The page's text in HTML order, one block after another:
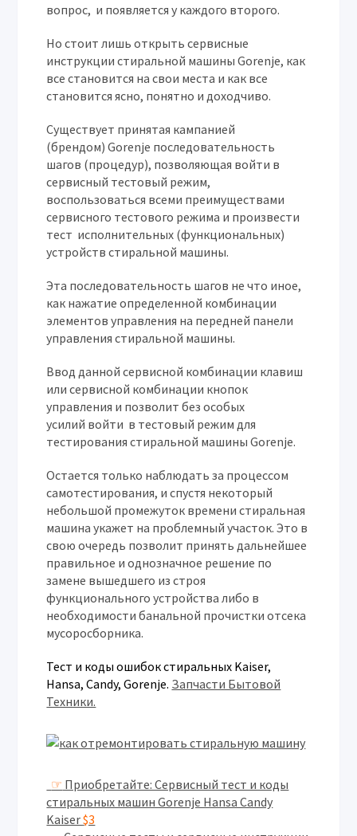
вопрос, и появляется у каждого второго.
Но стоит лишь открыть сервисные
инструкции стиральной машины Gorenje, как
все становится на свои места и как все
становится ясно, понятно и доходчиво.
Существует принятая кампанией
(брендом) Gorenje последовательность
шагов (процедур), позволяющая войти в
сервисный тестовый режим,
воспользоваться всеми преимуществами
сервисного тестового режима и произвести
тест исполнительных (функциональных)
устройств стиральной машины.
Эта последовательность шагов не что иное,
как нажатие определенной комбинации
элементов управления на передней панели
управления стиральной машины.
Ввод данной сервисной комбинации клавиш
или сервисной комбинации кнопок
управления и позволит без особых
усилий войти в тестовый режим для
тестирования стиральной машины Gorenje.
Остается только наблюдать за процессом
самотестирования, и спустя некоторый
небольшой промежуток времени стиральная
машина укажет на проблемный участок. Это в
свою очередь позволит принять дальнейшее
правильное и однозначное решение по
замене вышедшего из строя
функционального устройства либо в
необходимости банальной прочистки отсека
мусоросборника.
Тест и коды ошибок стиральных Kaiser,
Hansa, Candy, Gorenje. Запчасти Бытовой
Техники.
☞ Приобретайте: Сервисный тест и коды
стиральных машин Gorenje Hansa Candy
Kaiser$3